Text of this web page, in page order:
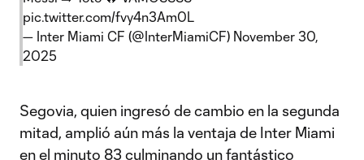
pic.twitter.com/fvy4n3Am0L
— Inter Miami CF (@InterMiamiCF) November 30,
2025
Segovia, quien ingresó de cambio en la segunda
mitad, amplió aún más la ventaja de Inter Miami
en el minuto 83 culminando un fantástico